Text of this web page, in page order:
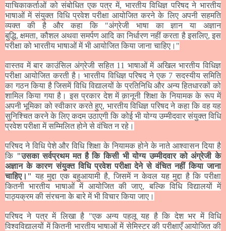
याचिकाकर्ताओं को संबोधित एक पत्र में, भारतीय विधिज्ञ परिषद ने भारतीय
भाषाओं में संयुक्त विधि प्रवेश परीक्षा आयोजित करने के लिए अपनी सहमति
व्यक्त की है और कहा कि "अंग्रेजी भाषा का ज्ञान या अज्ञान
बुद्धि,क्षमता, कौशल अथवा समर्पण आदि का निर्धारण नहीं करता है इसलिए, इस
परीक्षा को भारतीय भाषाओं में भी आयोजित किया जाना चाहिए।"
वास्तव में बार काउंसिल अंग्रेजी सहित11 भाषाओं में अखिल भारतीय विधिज्ञ
परीक्षा आयोजित करती है। भारतीय विधिज्ञ परिषद ने एक7 सदस्यीय समिति
का गठन किया है जिसमें विधि विद्यालयों के प्रतिनिधि और अन्य हितधारकों को
शामिल किया गया है। इस प्रकार देश में क़ानूनी शिक्षा के नियामक के रूप में
अपनी भूमिका को स्वीकार करते हुए, भारतीय विधिज्ञ परिषद ने कहा कि वह यह
सुनिश्चित करने के लिए कदम उठाएगी कि कोई भी योग्य उम्मीदवार संयुक्त विधि
प्रवेश परीक्षा में सम्मिलित होने से वंचित न रहे।
परिषद ने विधि पेशे और विधि शिक्षा के नियामक होने के नाते आश्वासन दिया है
कि "उसका सर्वप्रथम मत है कि किसी भी योग्य उम्मीदवार को अंग्रेजी के
अज्ञान के कारण संयुक्त विधि प्रवेश परीक्षा देने से वंचित नहीं किया जाना
चाहिए।" यह मुद्दा एक बहुआयामी है, जिसमें न केवल यह मुद्दा है कि परीक्षा
कितनी भारतीय भाषाओं में आयोजित की जाए, बल्कि विधि विद्यालयों में
पाठ्यक्रम की संरचना के बारे में भी विचार किया जाए।
परिषद ने पत्र में लिखा है "एक अन्य पहलू यह है कि देश भर में विधि
विश्वविद्यालयों में कितनी भारतीय भाषाओं में सेमिस्टर की परीक्षाएँ आयोजित की